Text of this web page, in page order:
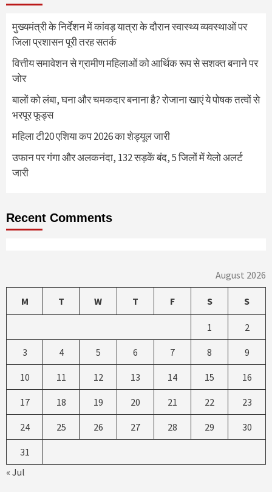
मुख्यमंत्री के निर्देशन में कांवड़ यात्रा के दौरान स्वास्थ्य व्यवस्थाओं पर
जिला प्रशासन पूरी तरह सतर्क
वित्तीय समावेशन से ग्रामीण महिलाओं को आर्थिक रूप से सशक्त बनाने पर
जोर
बालों को लंबा, घना और चमकदार बनाना है? रोजाना खाएं ये पोषक तत्वों से
भरपूर फूड्स
महिला टी20 एशिया कप 2026 का शेड्यूल जारी
उफान पर गंगा और अलकनंदा, 132 सड़कें बंद, 5 जिलों में येलो अलर्ट
जारी
Recent Comments
August 2026
M T W T F S S
1 2
3 4 5 6 7 8 9
10 11 12 13 14 15 16
17 18 19 20 21 22 23
24 25 26 27 28 29 30
31
« Jul